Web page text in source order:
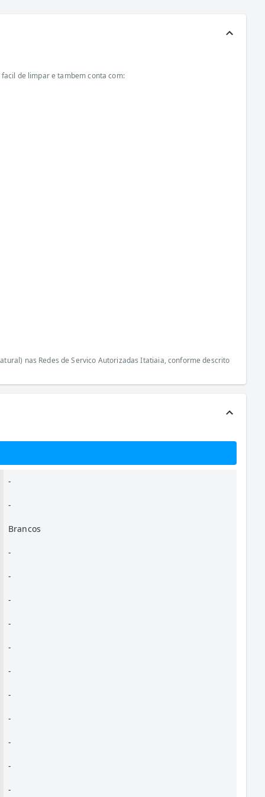
de limpar e tambem conta com:
nas Redes de Servico Autorizadas Itatiaia, conforme descrito
-
-
Brancos
-
-
-
-
-
-
-
-
-
-
-